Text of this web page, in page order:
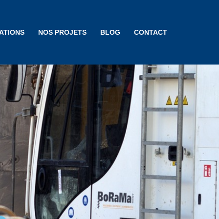
NOS PROJETS BLOG CONTACT